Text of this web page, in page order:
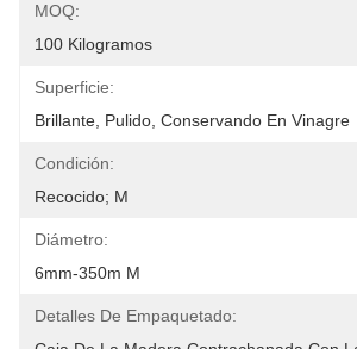
MOQ:
100 Kilogramos
Superficie:
Brillante, Pulido, Conservando En Vinagre
Condición:
Recocido; M
Diámetro:
6mm-350m M
Detalles De Empaquetado: